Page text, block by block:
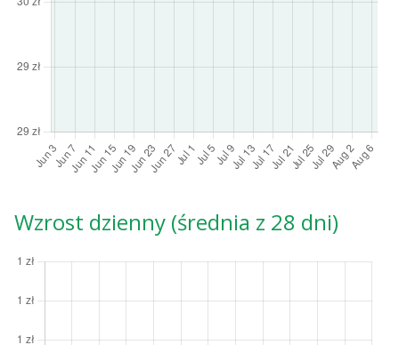
Wzrost dzienny (średnia z 28 dni)